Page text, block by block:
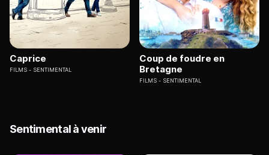
Caprice
FILMS SENTIMENTAL
Coup de foudre en
Bretagne
FILMS SENTIMENTAL
Sentimental à venir